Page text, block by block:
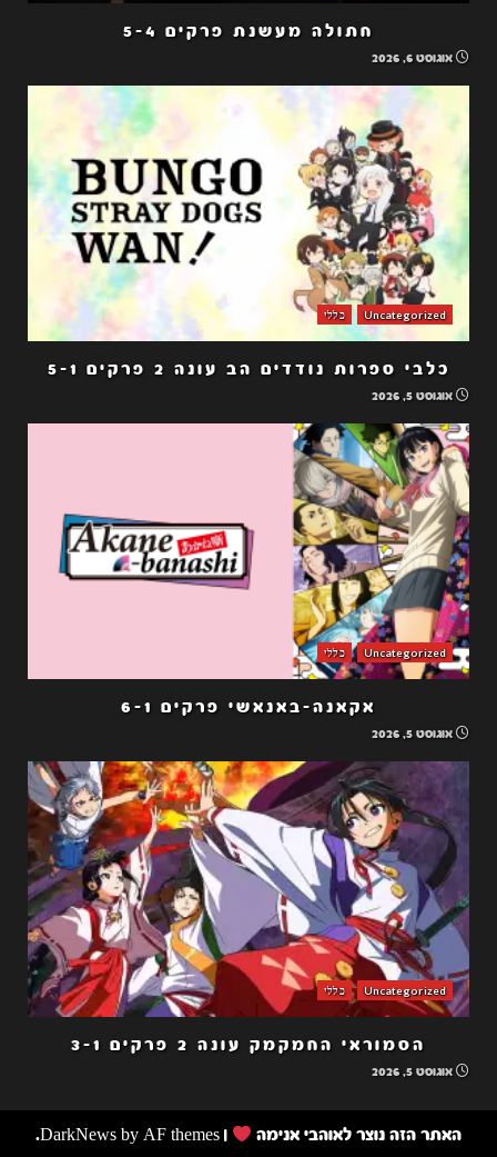
חתולה מעשנת פרקים 5-4
אוגוסט 6, 2026
Uncategorized כללי
כלבי ספרות נודדים הב עונה 2 פרקים 5-1
אוגוסט 5, 2026
Uncategorized כללי
אקאנה-באנאשי פרקים 6-1
אוגוסט 5, 2026
Uncategorized כללי
הסמוראי החמקמק עונה 2 פרקים 3-1
אוגוסט 5, 2026
האתר הזה נוצר לאוהבי אנימה |
DarkNewsby AF themes.